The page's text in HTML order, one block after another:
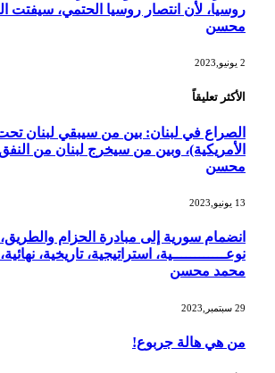
روسيا، لأن انتصار روسيا الحتمي، سيفتت
محسن
الأكثر تعليقاً
الصراع في لبنان: بين من سيبقي لبنان تحت
الأمريكية)، وبين من سيخرج لبنان من
محسن
13 يونيو,2023
انضمام سورية إلى مبادرة الحزام والطريق،
نوعــــــــــــية، استراتيجية، تاريخية،
محمد محسن
29 سبتمبر,2023
من هي هالة جربوع!